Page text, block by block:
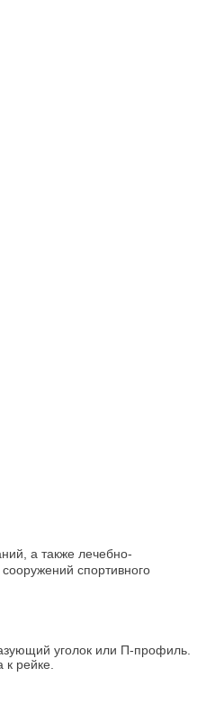
а также лечебно-
спортивного
уголок или П-профиль.
рейке.